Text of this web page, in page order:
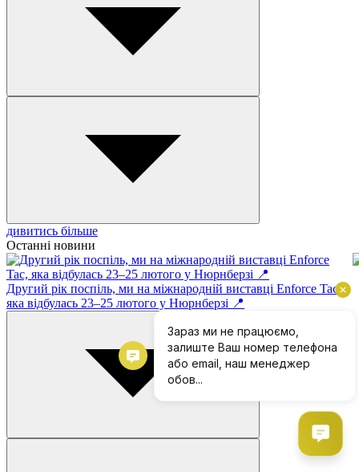
дивитись більше
Останні новини
Другий рік поспіль, ми на міжнародній виставці Enforce Tac,
яка відбулась 23–25 лютого у Нюрнберзі 📍